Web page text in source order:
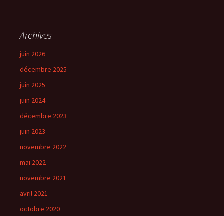
Archives
juin 2026
décembre 2025
juin 2025
juin 2024
décembre 2023
juin 2023
novembre 2022
mai 2022
novembre 2021
avril 2021
octobre 2020